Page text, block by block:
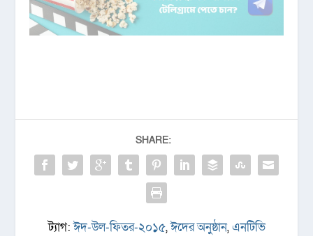
SHARE:
ট্যাগ:ঈদ-উল-ফিতর-২০১৫,ঈদের অনুষ্ঠান,এনটিভি